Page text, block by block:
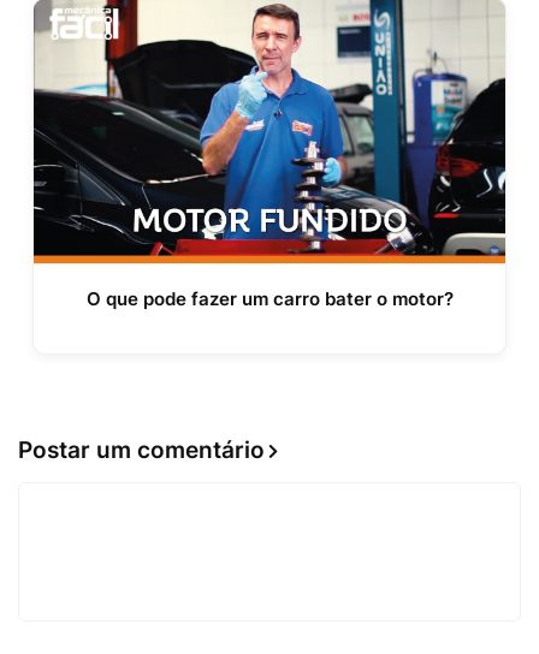
O que pode fazer um carro bater o motor?
Postar um comentário